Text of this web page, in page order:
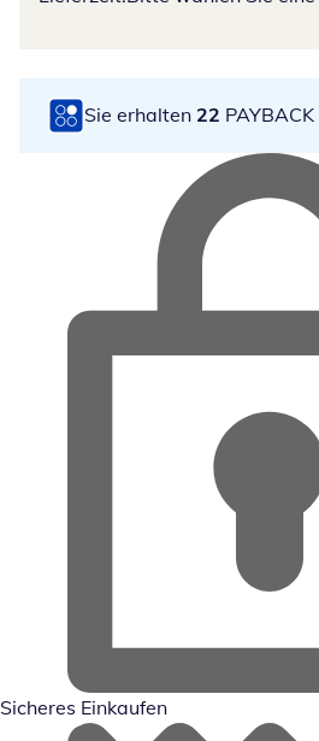
Sie erhalten 22 PAYBACK
Sicheres Einkaufen